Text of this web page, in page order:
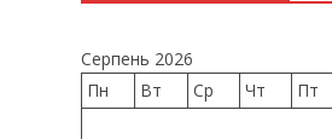
Серпень 2026
Пн
Вт Ср Чт Пт